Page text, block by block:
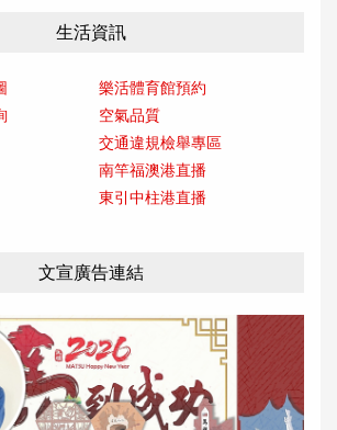
生活資訊
樂活體育館預約
空氣品質
交通違規檢舉專區
南竿福澳港直播
東引中柱港直播
文宣廣告連結